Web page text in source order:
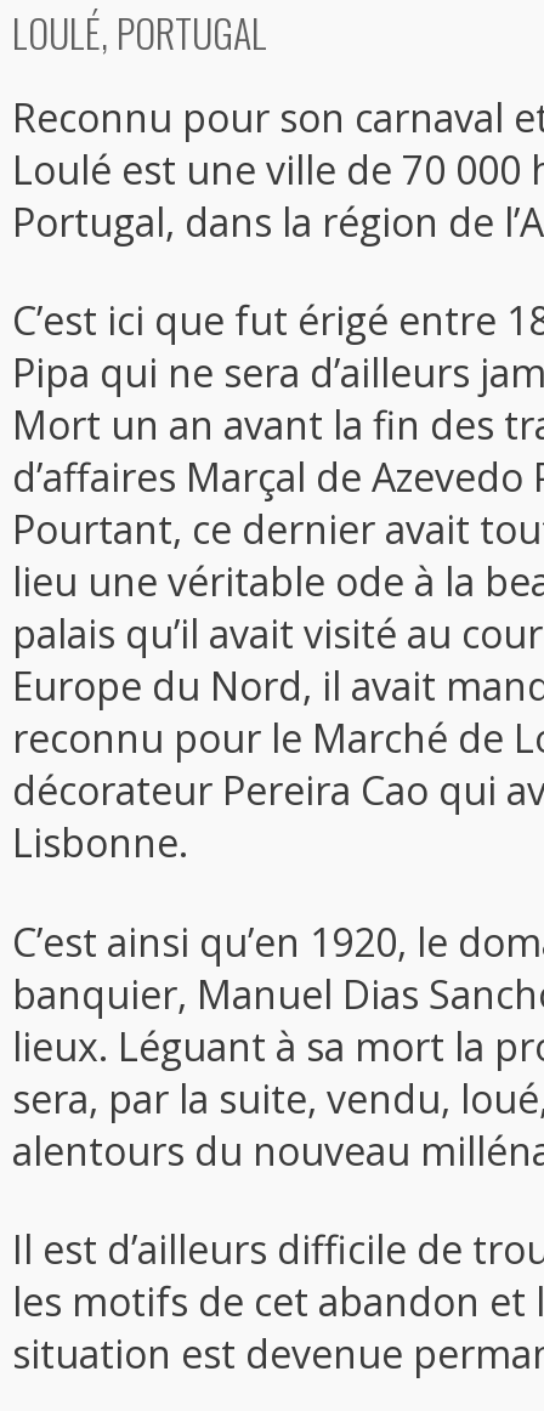
LOULÉ, PORTUGAL
Reconnu pour son carnaval
Loulé est une ville de 70
Portugal, dans la région de
C’est ici que fut érigé entre
Pipa qui ne sera d’ailleurs
Mort un an avant la fin des
d’affaires Marçal de
Pourtant, ce dernier avait
lieu une véritable ode à la
palais qu’il avait visité au
Europe du Nord, il avait
reconnu pour le Marché de
décorateur Pereira Cao qui
Lisbonne.
C’est ainsi qu’en 1920, le
banquier, Manuel Dias
lieux. Léguant à sa mort la
sera, par la suite, vendu,
alentours du nouveau
Il est d’ailleurs difficile de
les motifs de cet abandon et
situation est devenue